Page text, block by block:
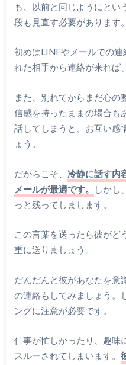
も、以前と同じようにとい
段も見直す必要があります。
初めはLINEやメールでの連
れた相手から連絡が来れば
また、別れてからまだ心の
信感を持ったままの場合も
話してしまうと、お互い感
ょう。
だからこそ、 冷静に話す内
メールが最適です。
しかし
っと残ってしまします。
この言葉を送ったら彼がど
重に送りましょう。
だんだんと彼があなたを意
の連絡もしてみましょう。
ングに注意が必要です。
仕事が忙しかったり、趣味
スルーされてしまいます。